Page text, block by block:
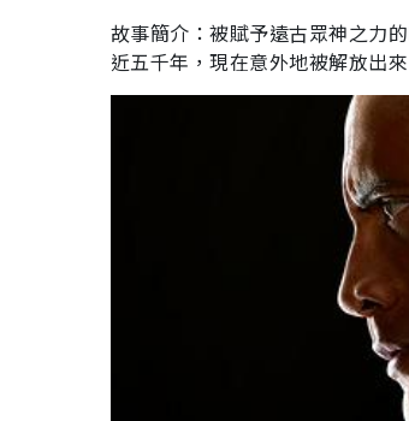
故事簡介：被賦予遠古眾神之力的
近五千年，現在意外地被解放出